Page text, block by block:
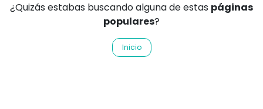
¿Quizás estabas buscando alguna de estas páginas
populares?
Inicio